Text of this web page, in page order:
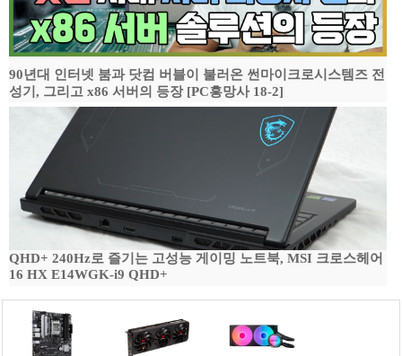
90년대 인터넷 붐과 닷컴 버블이 불러온 썬마이크로시스템즈 전
성기, 그리고 x86 서버의 등장 [PC흥망사 18-2]
QHD+ 240Hz로 즐기는 고성능 게이밍 노트북, MSI 크로스헤어
16 HX E14WGK-i9 QHD+